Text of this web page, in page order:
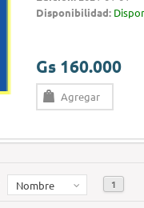
Disponibilidad:
Gs 160.000
Agregar
Nombre 1